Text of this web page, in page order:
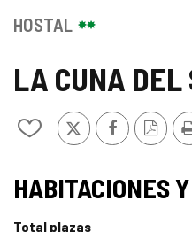
Castilla
León
LA CUNA
Añadir/quitar
cuadernos
X Facebook
PDF
HOSTAL
HABITACIONES
Total plazas